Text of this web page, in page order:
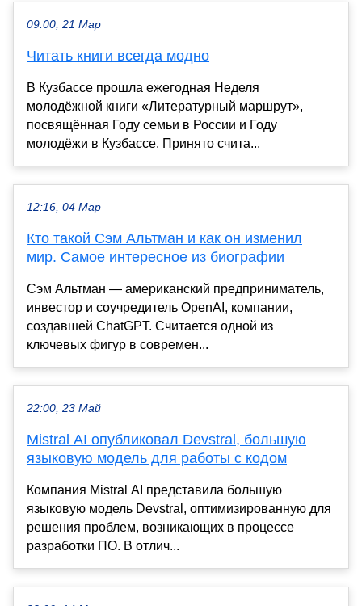
09:00, 21 Мар
Читать книги всегда модно
В Кузбассе прошла ежегодная Неделя
молодёжной книги «Литературный маршрут»,
посвящённая Году семьи в России и Году
молодёжи в Кузбассе. Принято счита...
12:16, 04 Мар
Кто такой Сэм Альтман и как он изменил
мир. Самое интересное из биографии
Сэм Альтман — американский предприниматель,
инвестор и соучредитель OpenAI, компании,
создавшей ChatGPT. Считается одной из
ключевых фигур в современ...
22:00, 23 Май
Mistral AI опубликовал Devstral, большую
языковую модель для работы с кодом
Компания Mistral AI представила большую
языковую модель Devstral, оптимизированную для
решения проблем, возникающих в процессе
разработки ПО. В отлич...